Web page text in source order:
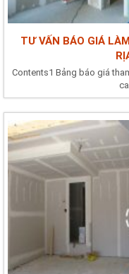
TƯ VẤN BÁO GIÁ
Contents1 Bảng báo giá